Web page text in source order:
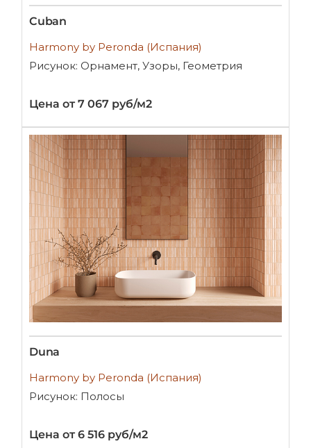
Cuban
Harmony by Peronda (Испания)
Рисунок: Орнамент, Узоры, Геометрия
Цена от 7 067 руб/м2
Duna
Harmony by Peronda (Испания)
Рисунок: Полосы
Цена от 6 516 руб/м2